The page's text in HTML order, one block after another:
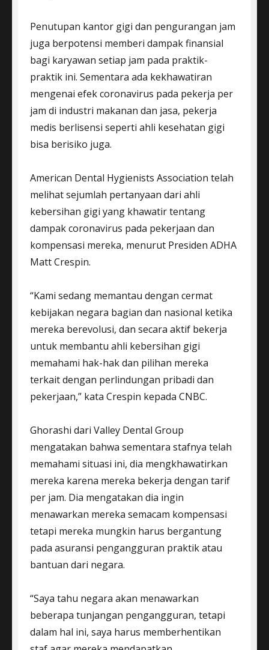
Penutupan kantor gigi dan pengurangan jam
juga berpotensi memberi dampak finansial
bagi karyawan setiap jam pada praktik-
praktik ini. Sementara ada kekhawatiran
mengenai efek coronavirus pada pekerja per
jam di industri makanan dan jasa, pekerja
medis berlisensi seperti ahli kesehatan gigi
bisa berisiko juga.
American Dental Hygienists Association telah
melihat sejumlah pertanyaan dari ahli
kebersihan gigi yang khawatir tentang
dampak coronavirus pada pekerjaan dan
kompensasi mereka, menurut Presiden ADHA
Matt Crespin.
“Kami sedang memantau dengan cermat
kebijakan negara bagian dan nasional ketika
mereka berevolusi, dan secara aktif bekerja
untuk membantu ahli kebersihan gigi
memahami hak-hak dan pilihan mereka
terkait dengan perlindungan pribadi dan
pekerjaan,” kata Crespin kepada CNBC.
Ghorashi dari Valley Dental Group
mengatakan bahwa sementara stafnya telah
memahami situasi ini, dia mengkhawatirkan
mereka karena mereka bekerja dengan tarif
per jam. Dia mengatakan dia ingin
menawarkan mereka semacam kompensasi
tetapi mereka mungkin harus bergantung
pada asuransi pengangguran praktik atau
bantuan dari negara.
“Saya tahu negara akan menawarkan
beberapa tunjangan pengangguran, tetapi
dalam hal ini, saya harus memberhentikan